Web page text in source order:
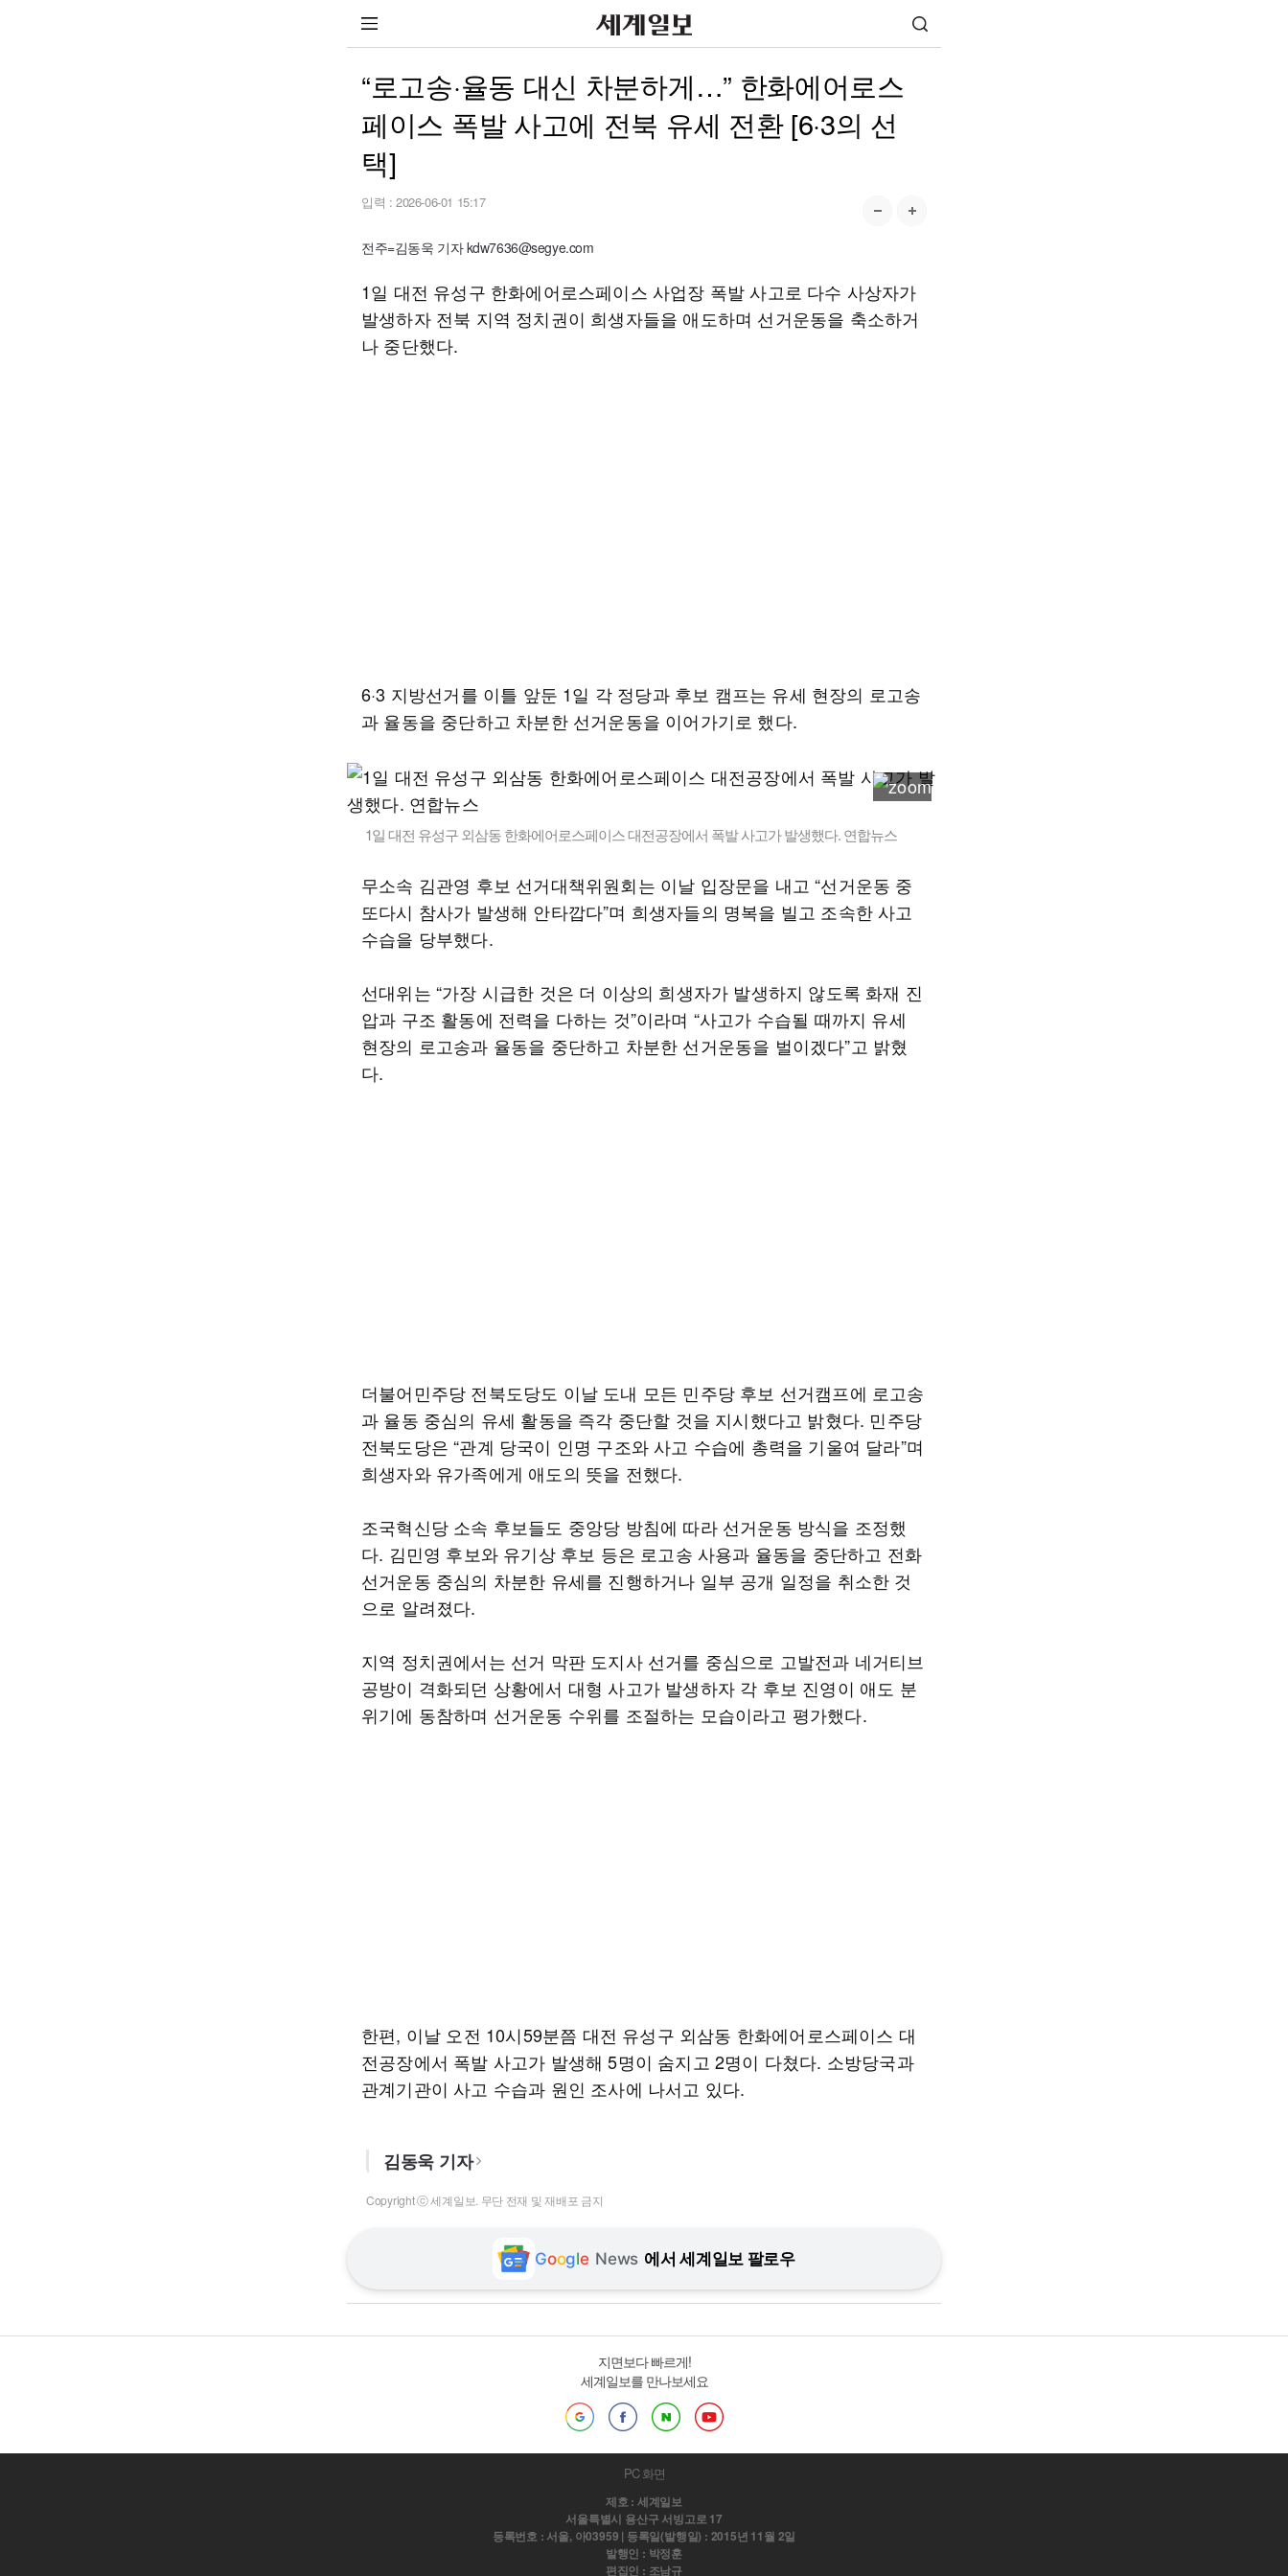
“로고송·율동 대신 차분하게…” 한화에어로스
페이스 폭발 사고에 전북 유세 전환 [6·3의 선
택]
입력 : 2026-06-01 15:17
전주=김동욱 기자 kdw7636@segye.com
1일 대전 유성구 한화에어로스페이스 사업장 폭발 사고로 다수 사상자가
발생하자 전북 지역 정치권이 희생자들을 애도하며 선거운동을 축소하거
나 중단했다.
6·3 지방선거를 이틀 앞둔 1일 각 정당과 후보 캠프는 유세 현장의 로고송
과 율동을 중단하고 차분한 선거운동을 이어가기로 했다.
1일 대전 유성구 외삼동 한화에어로스페이스 대전공장에서 폭발 사고가 발생했다. 연합뉴스
무소속 김관영 후보 선거대책위원회는 이날 입장문을 내고 “선거운동 중
또다시 참사가 발생해 안타깝다”며 희생자들의 명복을 빌고 조속한 사고
수습을 당부했다.
선대위는 “가장 시급한 것은 더 이상의 희생자가 발생하지 않도록 화재 진
압과 구조 활동에 전력을 다하는 것”이라며 “사고가 수습될 때까지 유세
현장의 로고송과 율동을 중단하고 차분한 선거운동을 벌이겠다”고 밝혔
다.
더불어민주당 전북도당도 이날 도내 모든 민주당 후보 선거캠프에 로고송
과 율동 중심의 유세 활동을 즉각 중단할 것을 지시했다고 밝혔다. 민주당
전북도당은 “관계 당국이 인명 구조와 사고 수습에 총력을 기울여 달라”며
희생자와 유가족에게 애도의 뜻을 전했다.
조국혁신당 소속 후보들도 중앙당 방침에 따라 선거운동 방식을 조정했
다. 김민영 후보와 유기상 후보 등은 로고송 사용과 율동을 중단하고 전화
선거운동 중심의 차분한 유세를 진행하거나 일부 공개 일정을 취소한 것
으로 알려졌다.
지역 정치권에서는 선거 막판 도지사 선거를 중심으로 고발전과 네거티브
공방이 격화되던 상황에서 대형 사고가 발생하자 각 후보 진영이 애도 분
위기에 동참하며 선거운동 수위를 조절하는 모습이라고 평가했다.
한편, 이날 오전 10시59분쯤 대전 유성구 외삼동 한화에어로스페이스 대
전공장에서 폭발 사고가 발생해 5명이 숨지고 2명이 다쳤다. 소방당국과
관계기관이 사고 수습과 원인 조사에 나서고 있다.
김동욱 기자
Copyright ⓒ 세계일보. 무단 전재 및 재배포 금지
Google News 에서 세계일보 팔로우
지면보다 빠르게!
세계일보를 만나보세요
PC 화면
제호 : 세계일보
서울특별시 용산구 서빙고로 17
등록번호 : 서울, 아03959 | 등록일(발행일) : 2015년 11월 2일
발행인 : 박정훈
편집인 : 조남규